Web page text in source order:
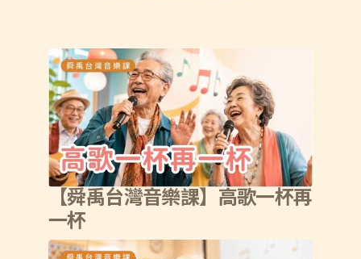
【舜禹台灣音樂課】高歌一杯再
一杯